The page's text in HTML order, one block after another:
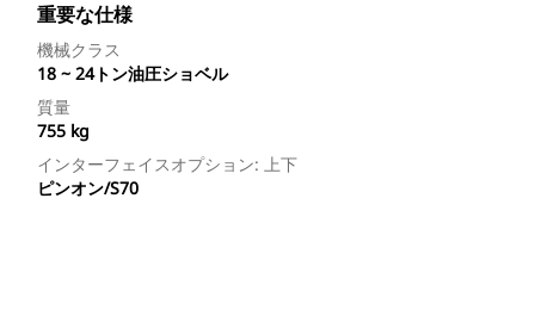
重要な仕様
機械クラス
18 ~ 24トン油圧ショベル
質量
755 kg
インターフェイスオプション: 上下
ピンオン/S70